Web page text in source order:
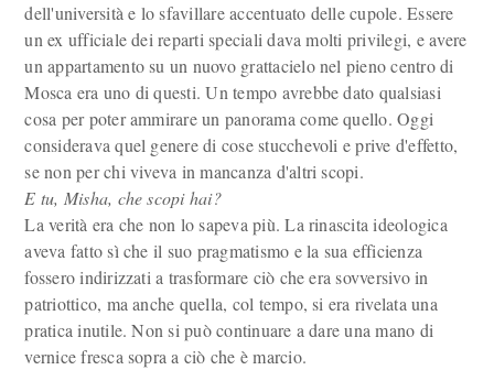
dell'università e lo sfavillare accentuato delle cupole. Essere
un ex ufficiale dei reparti speciali dava molti privilegi, e avere
un appartamento su un nuovo grattacielo nel pieno centro di
Mosca era uno di questi. Un tempo avrebbe dato qualsiasi
cosa per poter ammirare un panorama come quello. Oggi
considerava quel genere di cose stucchevoli e prive d'effetto,
se non per chi viveva in mancanza d'altri scopi.
E tu, Misha, che scopi hai?
La verità era che non lo sapeva più. La rinascita ideologica
aveva fatto sì che il suo pragmatismo e la sua efficienza
fossero indirizzati a trasformare ciò che era sovversivo in
patriottico, ma anche quella, col tempo, si era rivelata una
pratica inutile. Non si può continuare a dare una mano di
vernice fresca sopra a ciò che è marcio.